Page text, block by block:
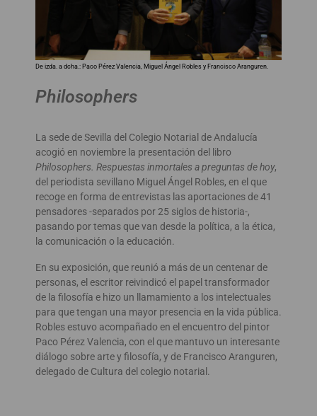
De izda. a dcha.: Paco Pérez Valencia, Miguel Ángel Robles y Francisco Aranguren.
Philosophers
La sede de Sevilla del Colegio Notarial de Andalucía
acogió en noviembre la presentación del libro
Philosophers. Respuestas inmortales a preguntas de hoy,
del periodista sevillano Miguel Ángel Robles, en el que
recoge en forma de entrevistas las aportaciones de 41
pensadores -separados por 25 siglos de historia-,
pasando por temas que van desde la política, a la ética,
la comunicación o la educación.
En su exposición, que reunió a más de un centenar de
personas, el escritor reivindicó el papel transformador
de la filosofía e hizo un llamamiento a los intelectuales
para que tengan una mayor presencia en la vida pública.
Robles estuvo acompañado en el encuentro del pintor
Paco Pérez Valencia, con el que mantuvo un interesante
diálogo sobre arte y filosofía, y de Francisco Aranguren,
delegado de Cultura del colegio notarial.